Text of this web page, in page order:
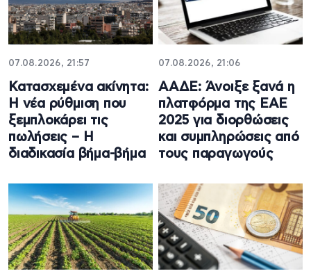
07.08.2026, 21:57
Κατασχεμένα ακίνητα:
Η νέα ρύθμιση που
ξεμπλοκάρει τις
πωλήσεις – Η
διαδικασία βήμα-βήμα
07.08.2026, 21:06
ΑΑΔΕ: Άνοιξε ξανά η
πλατφόρμα της ΕΑΕ
2025 για διορθώσεις
και συμπληρώσεις από
τους παραγωγούς